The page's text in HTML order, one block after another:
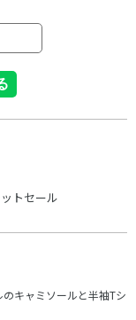
トセール
キャミソールと半袖Tシ